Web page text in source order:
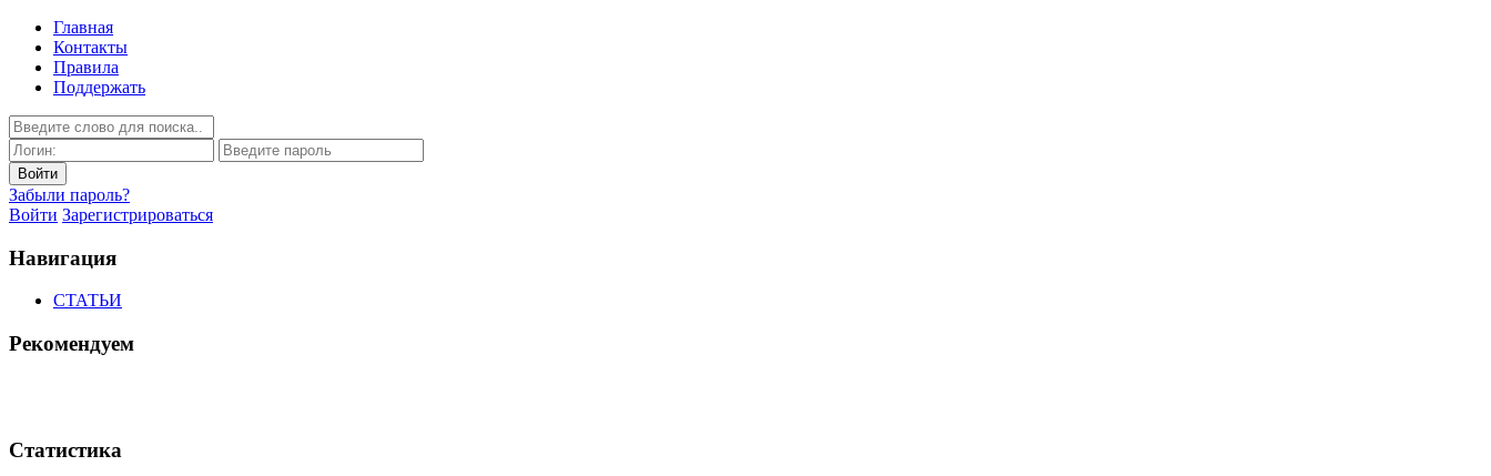
Главная
Контакты
Правила
Поддержать
Забыли пароль?
Войти Зарегистрироваться
Навигация
СТАТЬИ
Рекомендуем
Статистика